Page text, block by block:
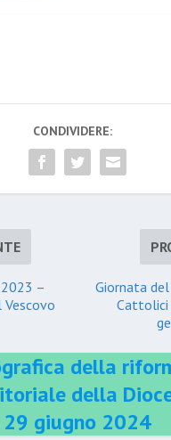
CONDIVIDERE:
–
Vescovo
Giornata
Cattolici
della
della
29 giugno 2024